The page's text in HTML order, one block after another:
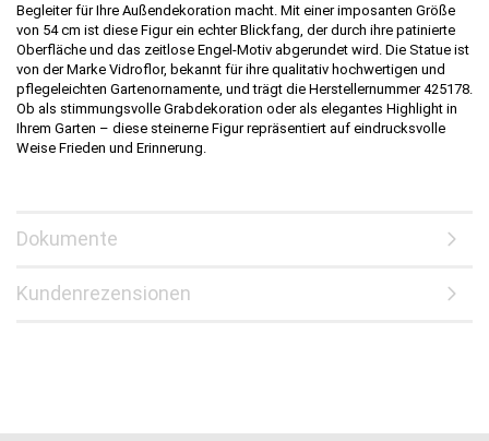
Begleiter für Ihre Außendekoration macht. Mit einer imposanten Größe
von 54 cm ist diese Figur ein echter Blickfang, der durch ihre patinierte
Oberfläche und das zeitlose Engel-Motiv abgerundet wird. Die Statue ist
von der Marke Vidroflor, bekannt für ihre qualitativ hochwertigen und
pflegeleichten Gartenornamente, und trägt die Herstellernummer 425178.
Ob als stimmungsvolle Grabdekoration oder als elegantes Highlight in
Ihrem Garten – diese steinerne Figur repräsentiert auf eindrucksvolle
Weise Frieden und Erinnerung.
Dokumente
Kundenrezensionen